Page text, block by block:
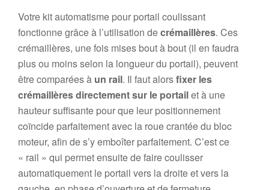
Votre kit automatisme pour portail coulissant
fonctionne grâce à l’utilisation decrémaillères. Ces
crémaillères, une fois mises bout à bout (il en faudra
plus ou moins selon la longueur du portail), peuvent
être comparées à un rail. Il faut alorsfixer les
crémaillères directement sur le portailet à une
hauteur suffisante pour que leur positionnement
coïncide parfaitement avec la roue crantée du bloc
moteur, afin de s’y emboîter parfaitement. C’est ce
« rail » qui permet ensuite de faire coulisser
automatiquement le portail vers la droite et vers la